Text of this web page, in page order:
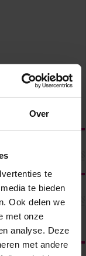
Over
te
te bieden
Ook delen we
met onze
analyse. Deze
met andere